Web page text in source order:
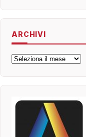
ARCHIVI
Archivi